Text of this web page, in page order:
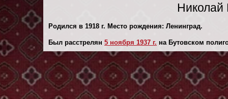
Николай
Родился в 1918 г. Место рождения: Ленинград.
Был расстрелян 5 ноября 1937 г. на Бутовском